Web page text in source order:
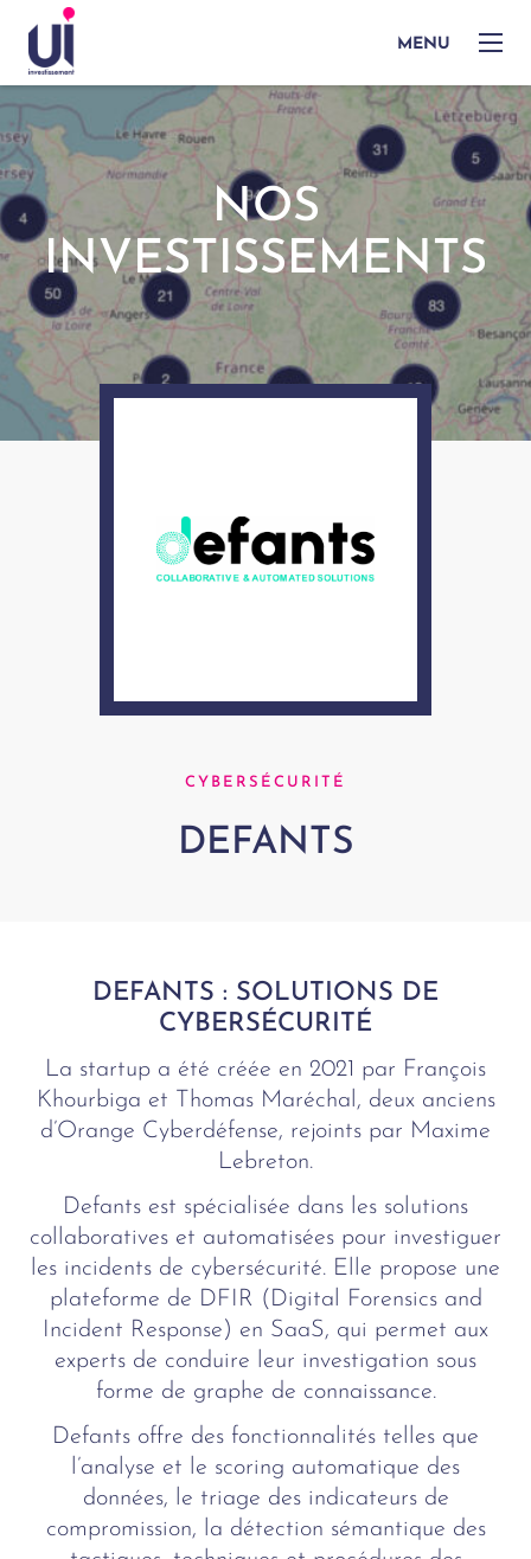
MENU
NOS
INVESTISSEMENTS
CYBERSÉCURITÉ
DEFANTS
DEFANTS : SOLUTIONS DE
CYBERSÉCURITÉ
La startup a été créée en 2021 par François
Khourbiga et Thomas Maréchal, deux anciens
d’Orange Cyberdéfense, rejoints par Maxime
Lebreton.
Defants est spécialisée dans les solutions
collaboratives et automatisées pour investiguer
les incidents de cybersécurité. Elle propose une
plateforme de DFIR (Digital Forensics and
Incident Response) en SaaS, qui permet aux
experts de conduire leur investigation sous
forme de graphe de connaissance.
Defants offre des fonctionnalités telles que
l’analyse et le scoring automatique des
données, le triage des indicateurs de
compromission, la détection sémantique des